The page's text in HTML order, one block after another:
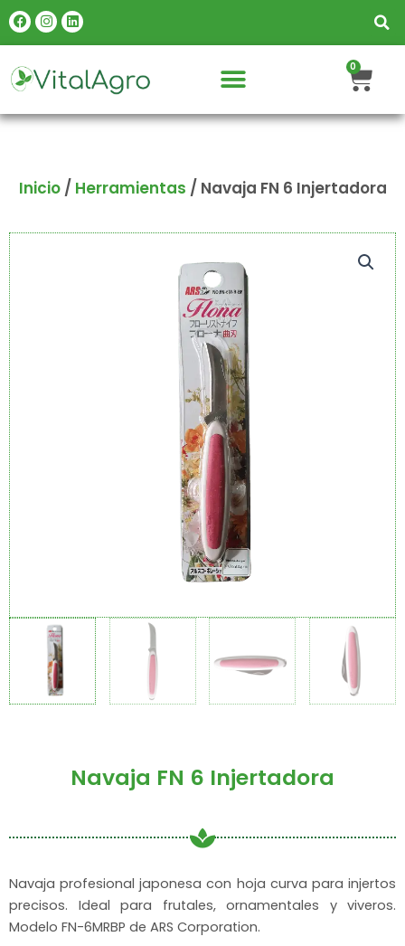
Facebook
Instagram
Linkedin
0
Inicio/ Herramientas / Navaja FN 6 Injertadora
Navaja FN 6 Injertadora
Navaja profesional japonesa con hoja curva para injertos
precisos. Ideal para frutales, ornamentales y viveros.
Modelo FN-6MRBP de ARS Corporation.